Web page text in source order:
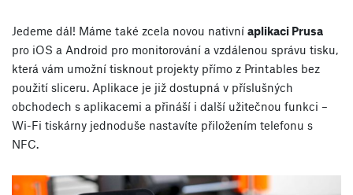
Jedeme dál! Máme také zcela novou nativní aplikaci Prusa
pro iOS a Android pro monitorování a vzdálenou správu tisku,
která vám umožní tisknout projekty přímo z Printables bez
použití sliceru. Aplikace je již dostupná v příslušných
obchodech s aplikacemi a přináší i další užitečnou funkci –
Wi-Fi tiskárny jednoduše nastavíte přiložením telefonu s
NFC.